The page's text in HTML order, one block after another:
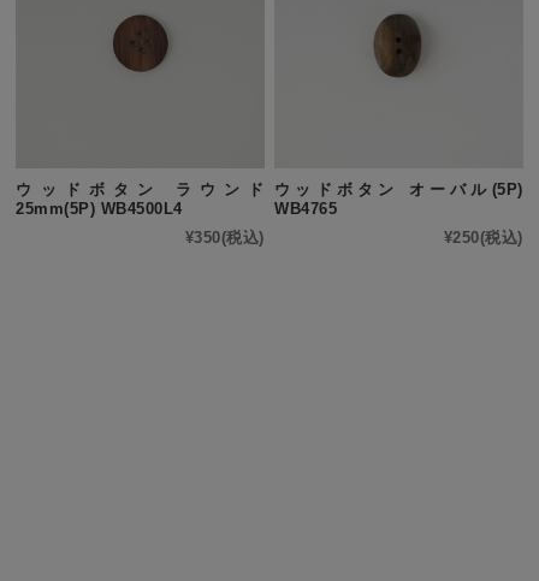
ウッドボタン ラウンド
25mm(5P) WB4500L4
¥350(税込)
ウッドボタン オーバル(5P)
WB4765
¥250(税込)